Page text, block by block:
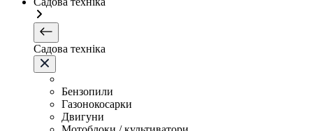
Садова техніка
Бензопили
Газонокосарки
Двигуни